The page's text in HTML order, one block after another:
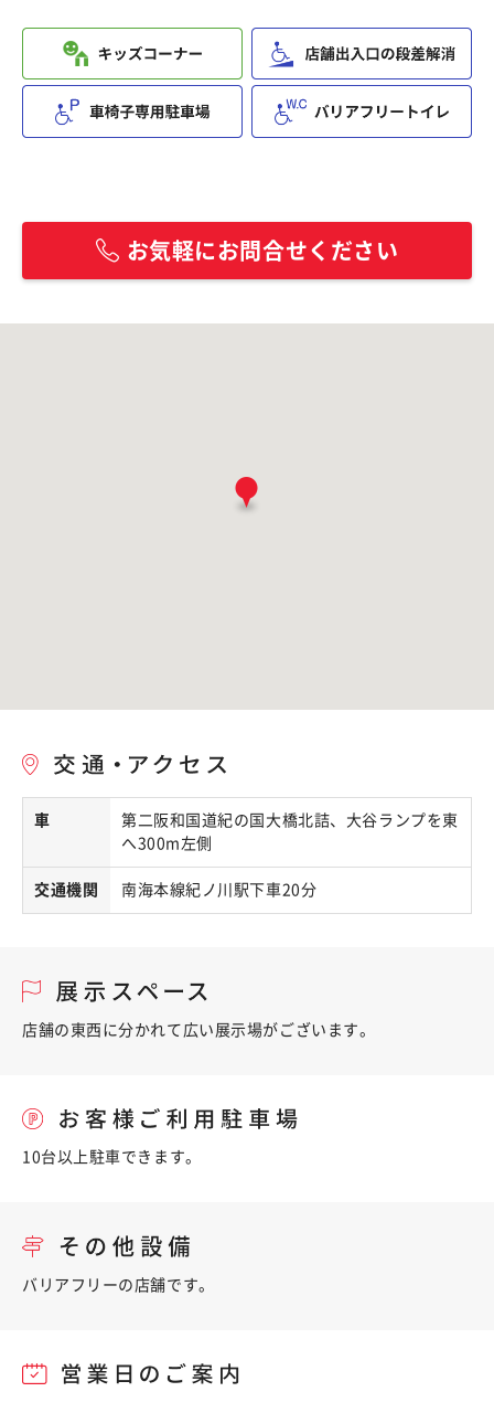
お気軽にお問合せください
車
第二阪和国道紀の国大橋北詰、大谷ランプを東
へ300m左側
交通機関 南海本線紀ノ川駅下車20分
店舗の東西に分かれて広い展示場がございます。
10台以上駐車できます。
バリアフリーの店舗です。